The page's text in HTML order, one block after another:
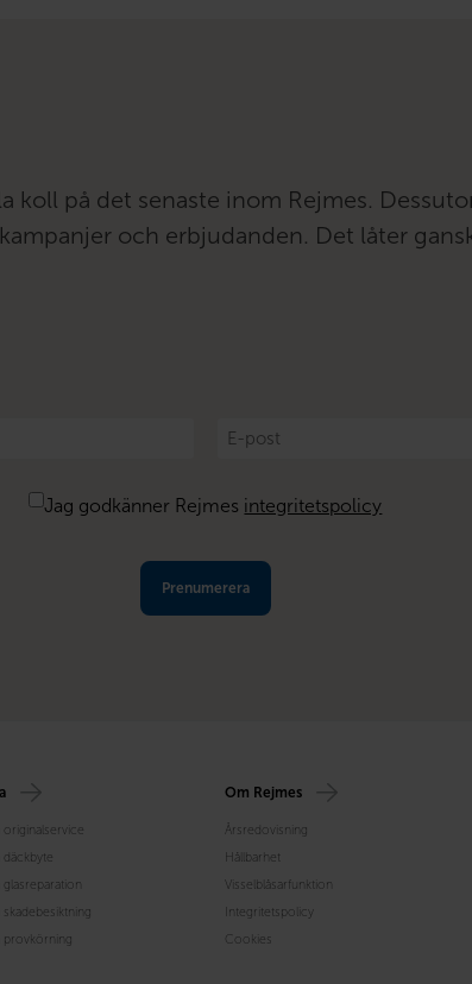
koll på det senaste inom Rejmes.
och erbjudanden. Det låter
E-
post
Jag godkänner Rejmes integritetspolicy
originalservice
däckbyte
glasreparation
skadebesiktning
provkörning
Om Rejmes
Årsredovisning
Hållbarhet
Visselblåsarfunktion
Integritetspolicy
Cookies